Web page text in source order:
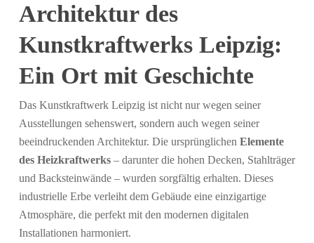
Architektur des
Kunstkraftwerks Leipzig:
Ein Ort mit Geschichte
Das Kunstkraftwerk Leipzig ist nicht nur wegen seiner
Ausstellungen sehenswert, sondern auch wegen seiner
beeindruckenden Architektur. Die ursprünglichen Elemente
des Heizkraftwerks– darunter die hohen Decken, Stahlträger
und Backsteinwände – wurden sorgfältig erhalten. Dieses
industrielle Erbe verleiht dem Gebäude eine einzigartige
Atmosphäre, die perfekt mit den modernen digitalen
Installationen harmoniert.